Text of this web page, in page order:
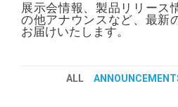
展示会情報、製品リリース
の他アナウンスなど、最新
お届けいたします。
ALL